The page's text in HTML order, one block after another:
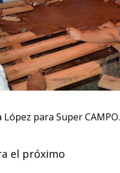
para Super CAMPO.
el próximo